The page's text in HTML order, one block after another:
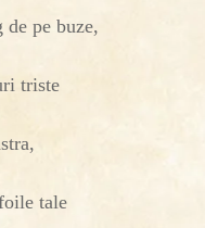
pe buze,
triste
tale